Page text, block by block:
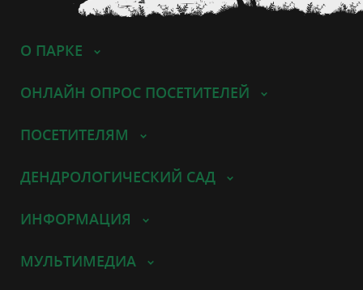
О ПАРКЕ
ОНЛАЙН ОПРОС ПОСЕТИТЕЛЕЙ
ПОСЕТИТЕЛЯМ
ДЕНДРОЛОГИЧЕСКИЙ САД
ИНФОРМАЦИЯ
МУЛЬТИМЕДИА